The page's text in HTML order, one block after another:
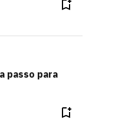
passo para